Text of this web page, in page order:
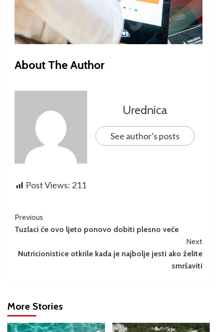
About The Author
Urednica
See author's posts
Post Views: 211
Previous
Tuzlaci će ovo ljeto ponovo dobiti plesno veče
Next
Nutricionistice otkrile kada je najbolje jesti ako želite
smršaviti
More Stories